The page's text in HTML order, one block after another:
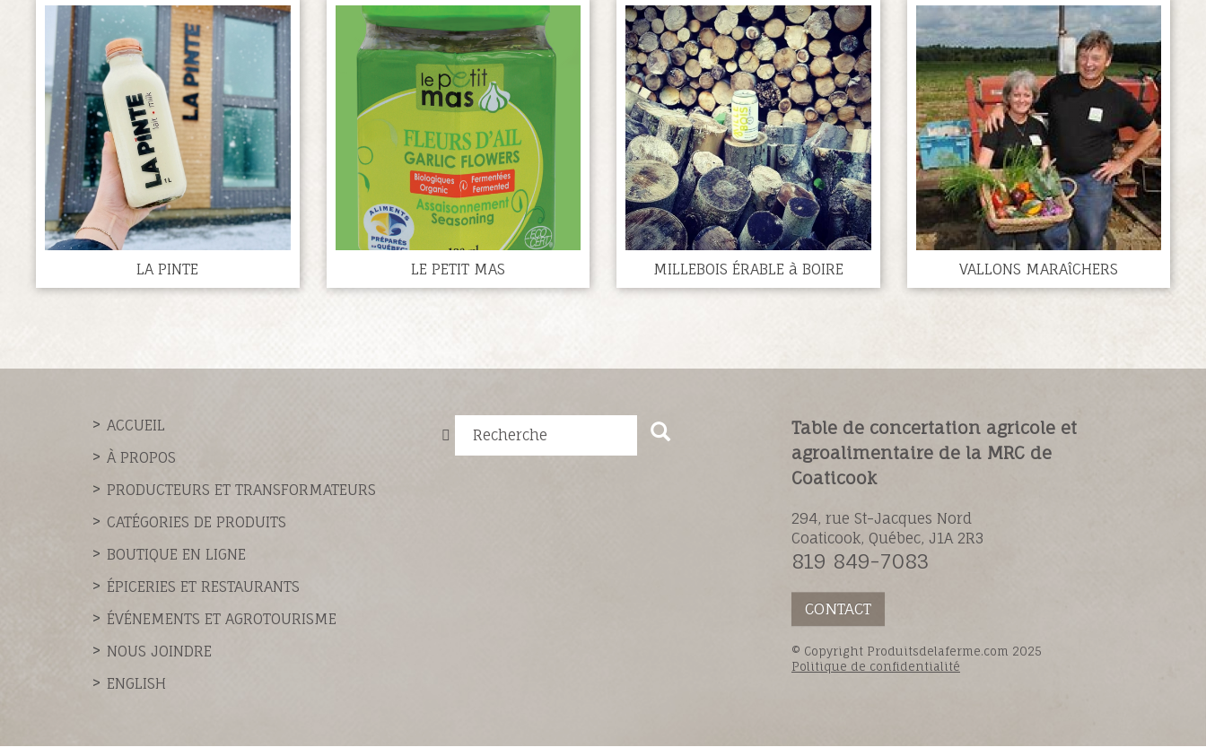
LA PINTE LE PETIT MAS MILLEBOIS ÉRABLE à BOIRE VALLONS MARAîCHERS
ACCUEIL
À PROPOS
PRODUCTEURS ET TRANSFORMATEURS
CATÉGORIES DE PRODUITS
BOUTIQUE EN LIGNE
ÉPICERIES ET RESTAURANTS
ÉVÉNEMENTS ET AGROTOURISME
NOUS JOINDRE
ENGLISH
Recherche
Table de concertation agricole et
agroalimentaire de la MRC de
Coaticook
294, rue St-Jacques Nord
Coaticook, Québec, J1A 2R3
819 849-7083
CONTACT
© Copyright Produitsdelaferme.com 2025
Politique de confidentialité